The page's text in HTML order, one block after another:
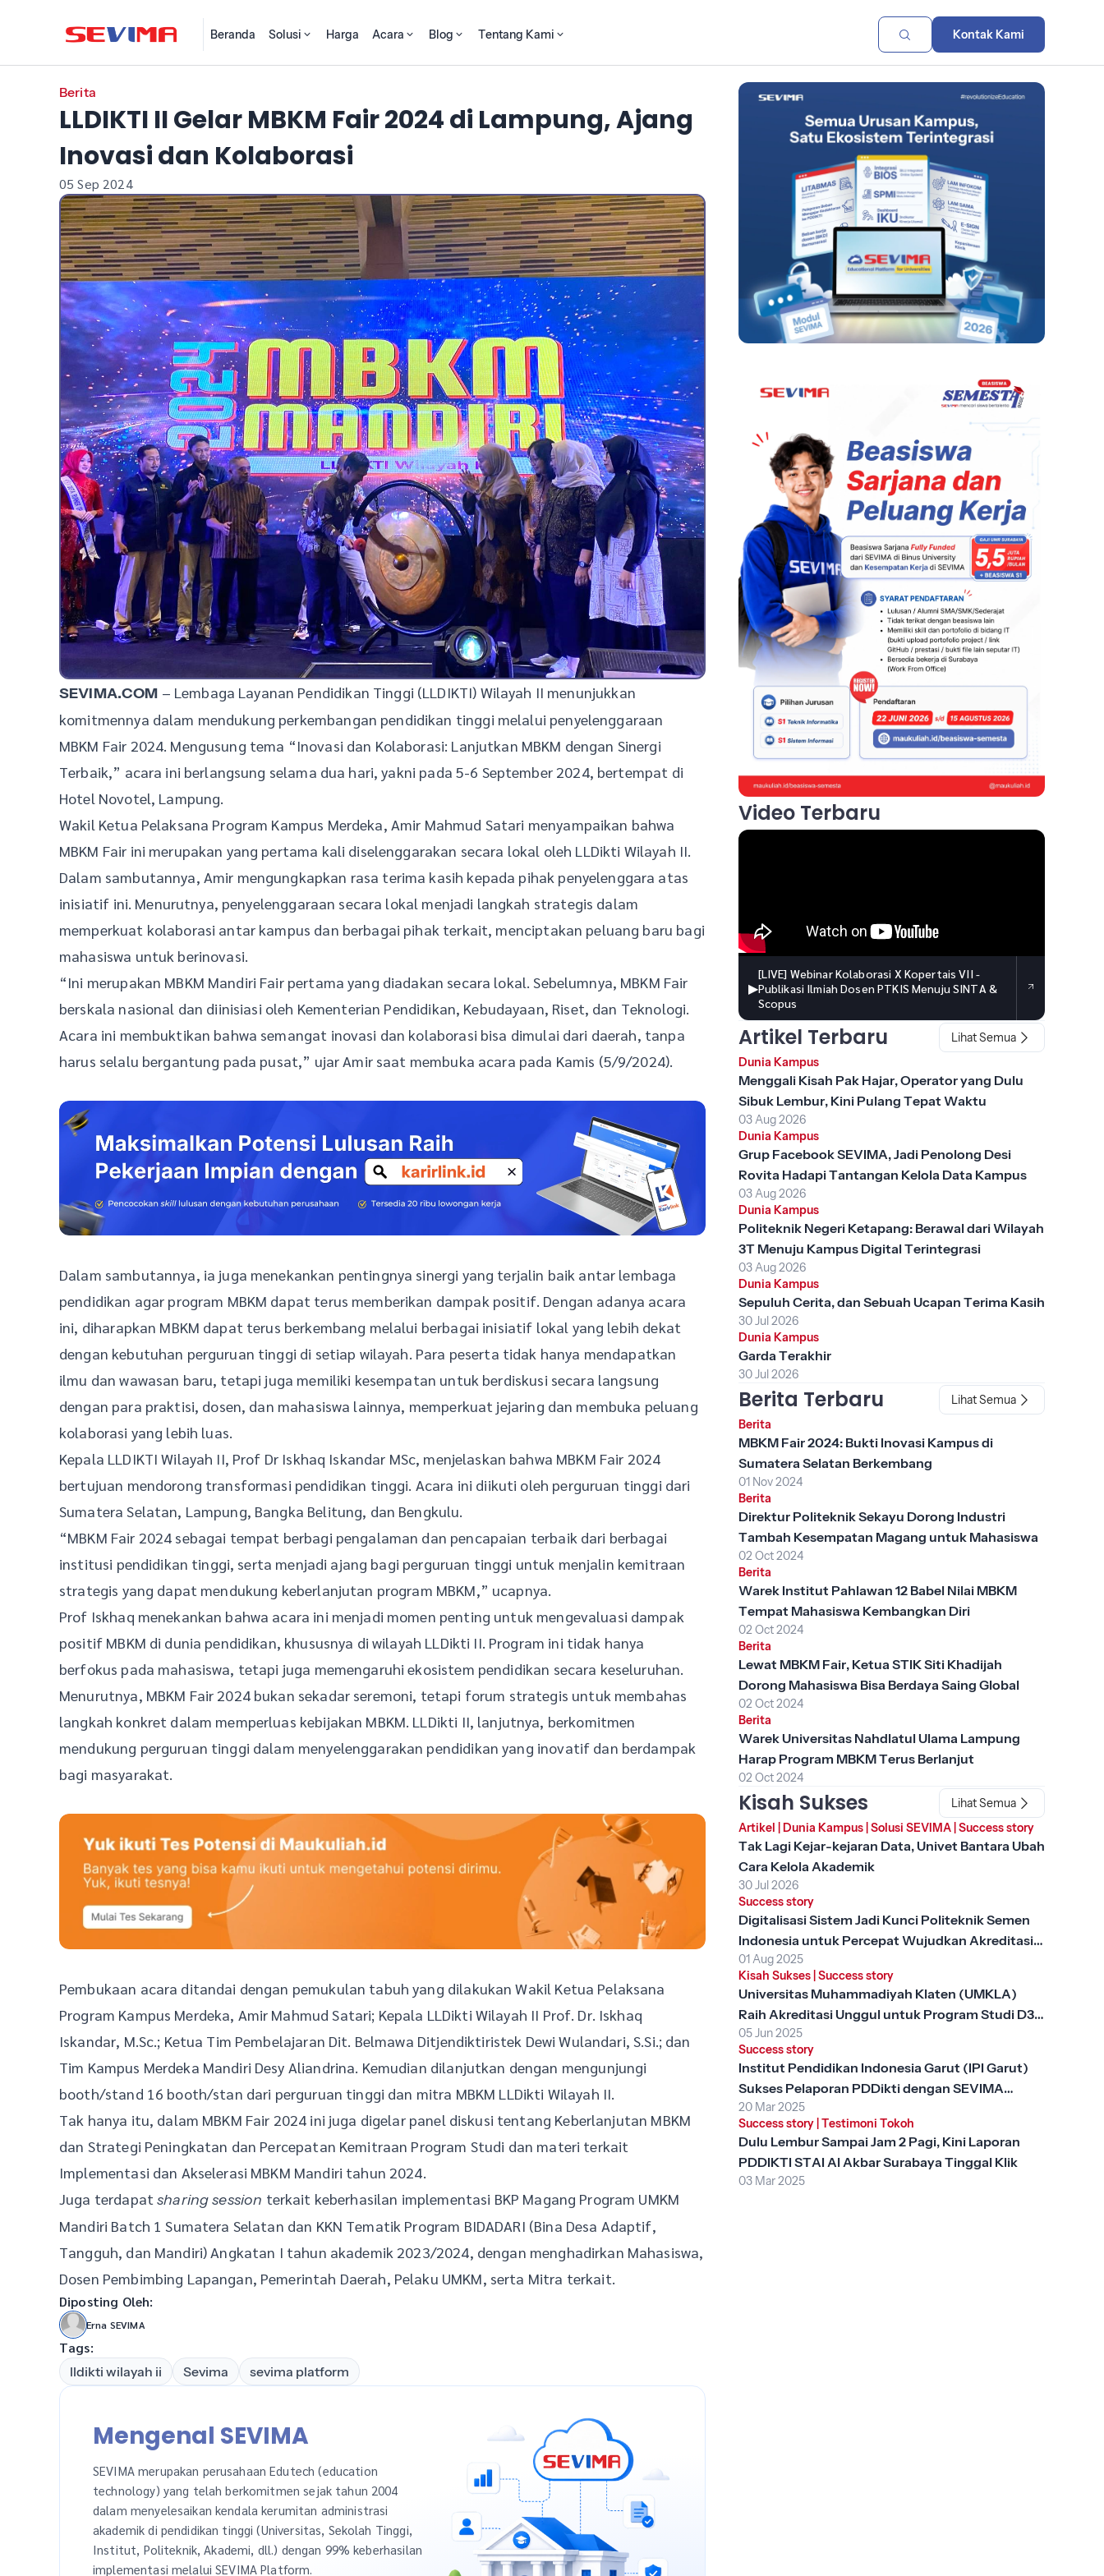
Beranda Solusi Harga Acara Blog Tentang Kami Kontak Kami
Berita
LLDIKTI II Gelar MBKM Fair 2024 di Lampung, Ajang
Inovasi dan Kolaborasi
05 Sep 2024
SEVIMA.COM – Lembaga Layanan Pendidikan Tinggi (LLDIKTI) Wilayah II menunjukkan
komitmennya dalam mendukung perkembangan pendidikan tinggi melalui penyelenggaraan
MBKM Fair 2024. Mengusung tema “Inovasi dan Kolaborasi: Lanjutkan MBKM dengan Sinergi
Terbaik,” acara ini berlangsung selama dua hari, yakni pada 5-6 September 2024, bertempat di
Hotel Novotel, Lampung.
Wakil Ketua Pelaksana Program Kampus Merdeka, Amir Mahmud Satari menyampaikan bahwa
MBKM Fair ini merupakan yang pertama kali diselenggarakan secara lokal oleh LLDikti Wilayah II.
Dalam sambutannya, Amir mengungkapkan rasa terima kasih kepada pihak penyelenggara atas
inisiatif ini. Menurutnya, penyelenggaraan secara lokal menjadi langkah strategis dalam
memperkuat kolaborasi antar kampus dan berbagai pihak terkait, menciptakan peluang baru bagi
mahasiswa untuk berinovasi.
“Ini merupakan MBKM Mandiri Fair pertama yang diadakan secara lokal. Sebelumnya, MBKM Fair
berskala nasional dan diinisiasi oleh Kementerian Pendidikan, Kebudayaan, Riset, dan Teknologi.
Acara ini membuktikan bahwa semangat inovasi dan kolaborasi bisa dimulai dari daerah, tanpa
harus selalu bergantung pada pusat,” ujar Amir saat membuka acara pada Kamis (5/9/2024).
Dalam sambutannya, ia juga menekankan pentingnya sinergi yang terjalin baik antar lembaga
pendidikan agar program MBKM dapat terus memberikan dampak positif. Dengan adanya acara
ini, diharapkan MBKM dapat terus berkembang melalui berbagai inisiatif lokal yang lebih dekat
dengan kebutuhan perguruan tinggi di setiap wilayah. Para peserta tidak hanya mendapatkan
ilmu dan wawasan baru, tetapi juga memiliki kesempatan untuk berdiskusi secara langsung
dengan para praktisi, dosen, dan mahasiswa lainnya, memperkuat jejaring dan membuka peluang
kolaborasi yang lebih luas.
Kepala LLDIKTI Wilayah II, Prof Dr Iskhaq Iskandar MSc, menjelaskan bahwa MBKM Fair 2024
bertujuan mendorong transformasi pendidikan tinggi. Acara ini diikuti oleh perguruan tinggi dari
Sumatera Selatan, Lampung, Bangka Belitung, dan Bengkulu.
“MBKM Fair 2024 sebagai tempat berbagi pengalaman dan pencapaian terbaik dari berbagai
institusi pendidikan tinggi, serta menjadi ajang bagi perguruan tinggi untuk menjalin kemitraan
strategis yang dapat mendukung keberlanjutan program MBKM,” ucapnya.
Prof Iskhaq menekankan bahwa acara ini menjadi momen penting untuk mengevaluasi dampak
positif MBKM di dunia pendidikan, khususnya di wilayah LLDikti II. Program ini tidak hanya
berfokus pada mahasiswa, tetapi juga memengaruhi ekosistem pendidikan secara keseluruhan.
Menurutnya, MBKM Fair 2024 bukan sekadar seremoni, tetapi forum strategis untuk membahas
langkah konkret dalam memperluas kebijakan MBKM. LLDikti II, lanjutnya, berkomitmen
mendukung perguruan tinggi dalam menyelenggarakan pendidikan yang inovatif dan berdampak
bagi masyarakat.
Pembukaan acara ditandai dengan pemukulan tabuh yang dilakukan Wakil Ketua Pelaksana
Program Kampus Merdeka, Amir Mahmud Satari; Kepala LLDikti Wilayah II Prof. Dr. Iskhaq
Iskandar, M.Sc.; Ketua Tim Pembelajaran Dit. Belmawa Ditjendiktiristek Dewi Wulandari, S.Si.; dan
Tim Kampus Merdeka Mandiri Desy Aliandrina. Kemudian dilanjutkan dengan mengunjungi
booth/stand 16 booth/stan dari perguruan tinggi dan mitra MBKM LLDikti Wilayah II.
Tak hanya itu, dalam MBKM Fair 2024 ini juga digelar panel diskusi tentang Keberlanjutan MBKM
dan Strategi Peningkatan dan Percepatan Kemitraan Program Studi dan materi terkait
Implementasi dan Akselerasi MBKM Mandiri tahun 2024.
Juga terdapatsharing session terkait keberhasilan implementasi BKP Magang Program UMKM
Mandiri Batch 1 Sumatera Selatan dan KKN Tematik Program BIDADARI (Bina Desa Adaptif,
Tangguh, dan Mandiri) Angkatan I tahun akademik 2023/2024, dengan menghadirkan Mahasiswa,
Dosen Pembimbing Lapangan, Pemerintah Daerah, Pelaku UMKM, serta Mitra terkait.
Diposting Oleh:
Erna SEVIMA
Tags:
lldikti wilayah ii Sevima sevima platform
Mengenal SEVIMA
SEVIMA merupakan perusahaan Edutech (education
technology) yang telah berkomitmen sejak tahun 2004
dalam menyelesaikan kendala kerumitan administrasi
akademik di pendidikan tinggi (Universitas, Sekolah Tinggi,
Institut, Politeknik, Akademi, dll.) dengan 99% keberhasilan
implementasi melalui SEVIMA Platform.
Video Terbaru
▶
[LIVE] Webinar Kolaborasi X Kopertais VII -
Publikasi Ilmiah Dosen PTKIS Menuju SINTA &
Scopus
Artikel Terbaru
Lihat Semua
Dunia Kampus
Menggali Kisah Pak Hajar, Operator yang Dulu
Sibuk Lembur, Kini Pulang Tepat Waktu
03 Aug 2026
Dunia Kampus
Grup Facebook SEVIMA, Jadi Penolong Desi
Rovita Hadapi Tantangan Kelola Data Kampus
03 Aug 2026
Dunia Kampus
Politeknik Negeri Ketapang: Berawal dari Wilayah
3T Menuju Kampus Digital Terintegrasi
03 Aug 2026
Dunia Kampus
Sepuluh Cerita, dan Sebuah Ucapan Terima Kasih
30 Jul 2026
Dunia Kampus
Garda Terakhir
30 Jul 2026
Berita Terbaru
Lihat Semua
Berita
MBKM Fair 2024: Bukti Inovasi Kampus di
Sumatera Selatan Berkembang
01 Nov 2024
Berita
Direktur Politeknik Sekayu Dorong Industri
Tambah Kesempatan Magang untuk Mahasiswa
02 Oct 2024
Berita
Warek Institut Pahlawan 12 Babel Nilai MBKM
Tempat Mahasiswa Kembangkan Diri
02 Oct 2024
Berita
Lewat MBKM Fair, Ketua STIK Siti Khadijah
Dorong Mahasiswa Bisa Berdaya Saing Global
02 Oct 2024
Berita
Warek Universitas Nahdlatul Ulama Lampung
Harap Program MBKM Terus Berlanjut
02 Oct 2024
Kisah Sukses
Lihat Semua
Artikel Dunia Kampus| Solusi SEVIMA| Success story
Tak Lagi Kejar-kejaran Data, Univet Bantara Ubah
Cara Kelola Akademik
30 Jul 2026
Success story
Digitalisasi Sistem Jadi Kunci Politeknik Semen
Indonesia untuk Percepat Wujudkan Akreditasi
Unggul
01 Aug 2025
Kisah Sukses| Success story
Universitas Muhammadiyah Klaten (UMKLA)
Raih Akreditasi Unggul untuk Program Studi D3
Keperawatan dengan SEVIMA Platform
05 Jun 2025
Success story
Institut Pendidikan Indonesia Garut (IPI Garut)
Sukses Pelaporan PDDikti dengan SEVIMA
Platform
20 Mar 2025
Success story| Testimoni Tokoh
Dulu Lembur Sampai Jam 2 Pagi, Kini Laporan
PDDIKTI STAI Al Akbar Surabaya Tinggal Klik
03 Mar 2025